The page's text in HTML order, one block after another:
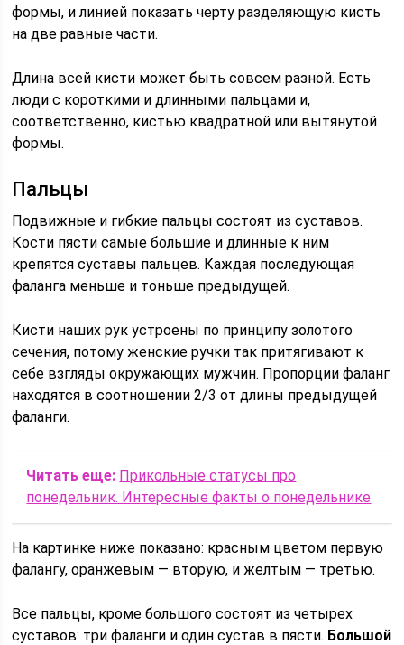
формы, и линией показать черту разделяющую кисть
на две равные части.
Длина всей кисти может быть совсем разной. Есть
люди с короткими и длинными пальцами и,
соответственно, кистью квадратной или вытянутой
формы.
Пальцы
Подвижные и гибкие пальцы состоят из суставов.
Кости пясти самые большие и длинные к ним
крепятся суставы пальцев. Каждая последующая
фаланга меньше и тоньше предыдущей.
Кисти наших рук устроены по принципу золотого
сечения, потому женские ручки так притягивают к
себе взгляды окружающих мужчин. Пропорции фаланг
находятся в соотношении 2/3 от длины предыдущей
фаланги.
Читать еще: Прикольные статусы про
понедельник. Интересные факты о понедельнике
На картинке ниже показано: красным цветом первую
фалангу, оранжевым — вторую, и желтым — третью.
Все пальцы, кроме большого состоят из четырех
суставов: три фаланги и один сустав в пясти. Большой